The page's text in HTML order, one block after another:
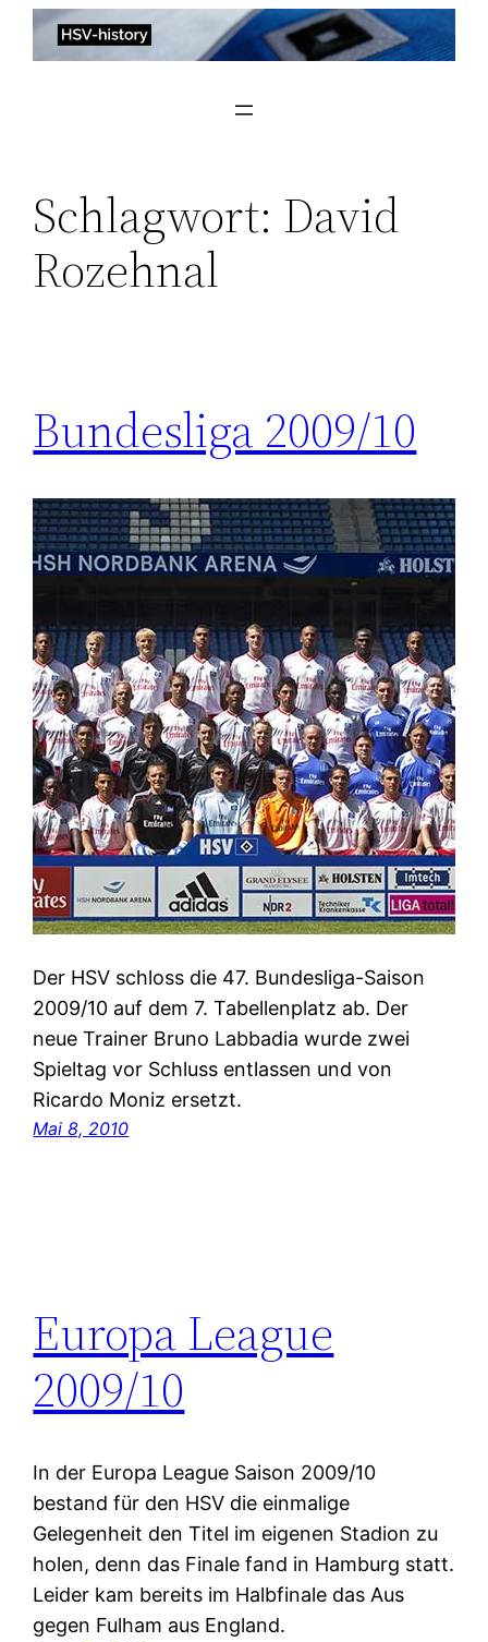
Zum
Inhalt
Schlagwort: David
Rozehnal
Bundesliga 2009/10
Der HSV schloss die 47. Bundesliga-Saison
2009/10 auf dem 7. Tabellenplatz ab. Der
neue Trainer Bruno Labbadia wurde zwei
Spieltag vor Schluss entlassen und von
Ricardo Moniz ersetzt.
Mai 8, 2010
Europa League
2009/10
In der Europa League Saison 2009/10
bestand für den HSV die einmalige
Gelegenheit den Titel im eigenen Stadion zu
holen, denn das Finale fand in Hamburg statt.
Leider kam bereits im Halbfinale das Aus
gegen Fulham aus England.